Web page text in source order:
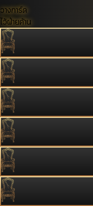
วางการ์ด
ไว้ฝ่ายค้าน